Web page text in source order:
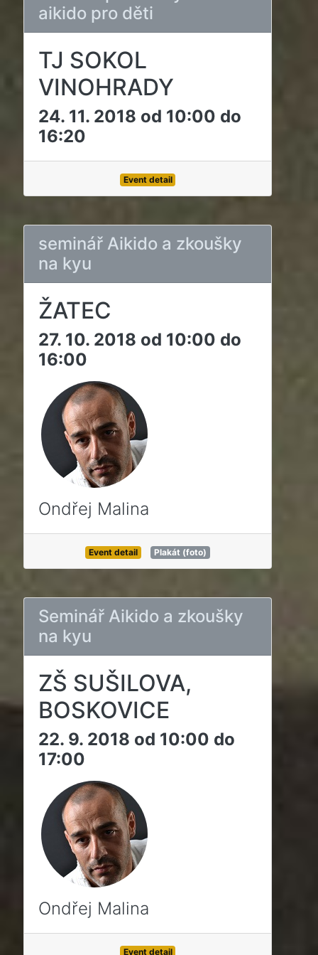
aikido pro děti
TJ SOKOL
VINOHRADY
24. 11. 2018 od 10:00 do
16:20
Event detail
seminář Aikido a zkoušky
na kyu
ŽATEC
27. 10. 2018 od 10:00 do
16:00
Ondřej Malina
Event detail Plakát (foto)
Seminář Aikido a zkoušky
na kyu
ZŠ SUŠILOVA,
BOSKOVICE
22. 9. 2018 od 10:00 do
17:00
Ondřej Malina
Event detail